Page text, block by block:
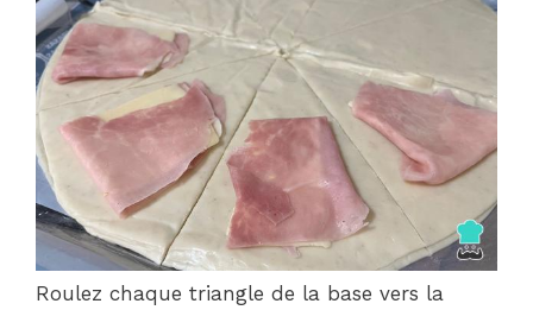
Roulez chaque triangle de la base vers la